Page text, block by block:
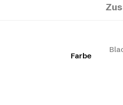
Farbe